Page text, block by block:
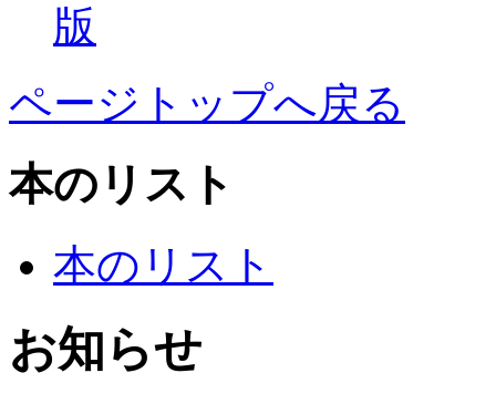
版
ページトップへ戻る
本のリスト
本のリスト
お知らせ